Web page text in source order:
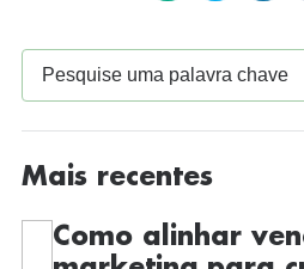
Mais recentes
Como alinhar